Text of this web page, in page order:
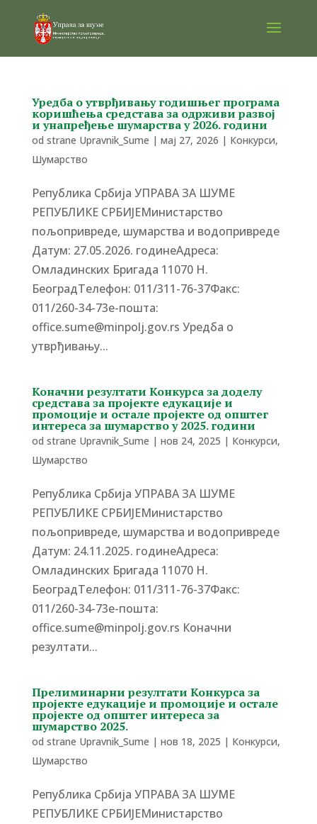
Уредба о утврђивању годишњег програма
коришћења средстава за одрживи развој
и унапређење шумарства у 2026. години
od strane Upravnik_Sume | мај 27, 2026 | Конкурси,
Шумарство
Република Србија УПРАВА ЗА ШУМЕ
РЕПУБЛИКЕ СРБИЈЕМинистарство
пољопривреде, шумарства и водопривреде
Датум: 27.05.2026. годинеАдреса:
Омладинских Бригада 11070 Н.
БеоградTелефон: 011/311-76-37Факс:
011/260-34-73е-пошта:
office.sume@minpolj.gov.rs Уредба о
утврђивању...
Коначни резултати Конкурса за доделу
средстава за пројекте едукације и
промоције и остале пројекте од општег
интереса за шумарство у 2025. години
od strane Upravnik_Sume | нов 24, 2025 | Конкурси,
Шумарство
Република Србија УПРАВА ЗА ШУМЕ
РЕПУБЛИКЕ СРБИЈЕМинистарство
пољопривреде, шумарства и водопривреде
Датум: 24.11.2025. годинеАдреса:
Омладинских Бригада 11070 Н.
БеоградTелефон: 011/311-76-37Факс:
011/260-34-73е-пошта:
office.sume@minpolj.gov.rs Коначни
резултати...
Прелиминарни резултати Конкурса за
пројекте едукације и промоције и остале
пројекте од општег интереса за
шумарство 2025.
od strane Upravnik_Sume | нов 18, 2025 | Конкурси,
Шумарство
Република Србија УПРАВА ЗА ШУМЕ
РЕПУБЛИКЕ СРБИЈЕМинистарство